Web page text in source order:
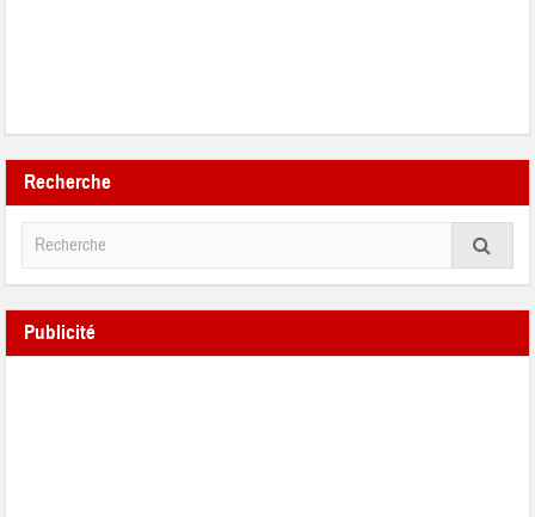
Recherche
Publicité